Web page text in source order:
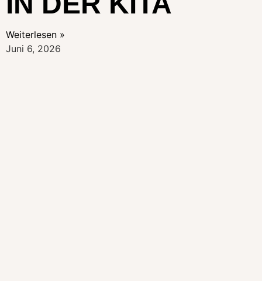
Weiterlesen »
Juni 6, 2026